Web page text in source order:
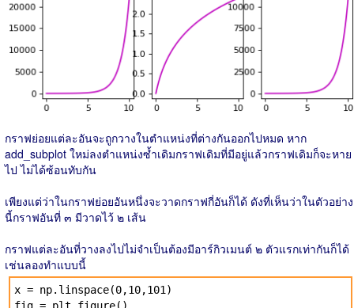
กราฟย่อยแต่ละอันจะถูกวางในตำแหน่งที่ต่างกันออกไปหมด หาก
add_subplot ใหม่ลงตำแหน่งซ้ำเดิมกราฟเดิมที่มีอยู่แล้วกราฟเดิมก็จะหาย
ไป ไม่ได้ซ้อนทับกัน
เพียงแต่ว่าในกราฟย่อยอันหนึ่งจะวาดกราฟกี่อันก็ได้ ดังที่เห็นว่าในตัวอย่าง
นี้กราฟอันที่ ๓ มีวาดไว้ ๒ เส้น
กราฟแต่ละอันที่วางลงไปไม่จำเป็นต้องมีอาร์กิวเมนต์ ๒ ตัวแรกเท่ากันก็ได้
เช่นลองทำแบบนี้
x = np.linspace(0,10,101)
fig = plt.figure()